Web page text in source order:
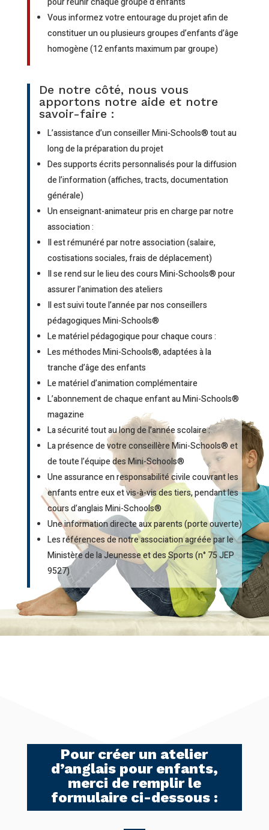
Vous informez votre entourage du projet afin de
constituer un ou plusieurs groupes d’enfants d’âge
homogène (12 enfants maximum par groupe)
De notre côté, nous vous
apportons notre aide et notre
savoir-faire :
L’assistance d’un conseiller Mini-Schools® tout au
long de la préparation du projet
Des supports écrits personnalisés pour la diffusion
de l’information (affiches, tracts, documentation
générale)
Un enseignant-animateur pris en charge par notre
association :
Il est rémunéré par notre association (salaire,
costisations sociales, frais de déplacement)
Il se rend sur le lieu des cours Mini-Schools® pour
assurer l’animation des ateliers
Il est suivi toute l’année par nos conseillers
pédagogiques Mini-Schools®
Le matériel pédagogique pour chaque cours :
Les méthodes Mini-Schools®, adaptées à la
tranche d’âge des enfants
Le matériel d’animation complémentaire
L’abonnement de chaque enfant au Mini-Schools®
magazine
La sécurité tout au long de l’année scolaire :
La présence de votre conseillère Mini-Schools® et
de toute l’équipe des Mini-Schools®
Une assurance en responsabilité civile couvrant les
enfants entre eux et vis-à-vis des tiers, pendant les
cours d’anglais Mini-Schools®
Une information directe aux parents (porte ouverte)
Les références de notre association agréée par le
Ministère de la Jeunesse et des Sports (n° 75 JEP
9527)
Pour créer un atelier
d’anglais pour enfants,
merci de remplir le
formulaire ci-dessous :